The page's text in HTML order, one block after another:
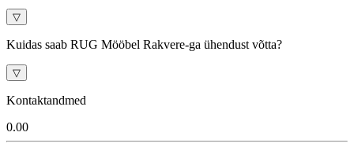
▽
Kuidas saab RUG Mööbel Rakvere-ga ühendust võtta?
▽
Kontaktandmed
0.00